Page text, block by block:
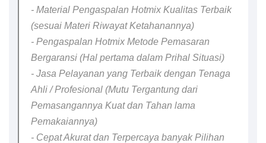
- Material Pengaspalan Hotmix Kualitas Terbaik
(sesuai Materi Riwayat Ketahanannya)
- Pengaspalan Hotmix Metode Pemasaran
Bergaransi (Hal pertama dalam Prihal Situasi)
- Jasa Pelayanan yang Terbaik dengan Tenaga
Ahli / Profesional (Mutu Tergantung dari
Pemasangannya Kuat dan Tahan lama
Pemakaiannya)
- Cepat Akurat dan Terpercaya banyak Pilihan